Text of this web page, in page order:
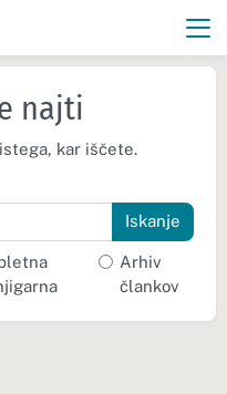
najti
kar iščete.
Arhiv
člankov